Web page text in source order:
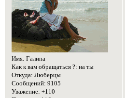
Имя: Галина
Как к вам обращаться ?: на ты
Откуда: Люберцы
Сообщений: 9105
Уважение: +110